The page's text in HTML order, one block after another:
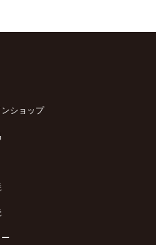
ショップ